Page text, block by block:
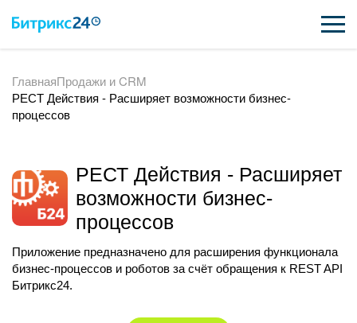
ВОЗМОЖНОСТИ
ЦЕНЫ
ВНЕДРЕНИЕ
ПОДДЕРЖКА
ГлавнаяПродажи и CRM
РЕСТ Действия - Расширяет возможности бизнес-
процессов
РЕСТ Действия - Расширяет
возможности бизнес-
процессов
Приложение предназначено для расширения функционала
бизнес-процессов и роботов за счёт обращения к REST API
Битрикс24.